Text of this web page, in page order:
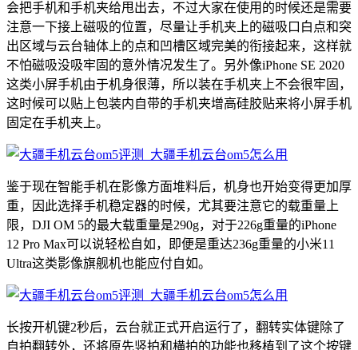
会把手机和手机夹给甩出去，不过大家在使用的时候还是需要
注意一下接上磁吸的位置，尽量让手机夹上的磁吸口白点和突
出区域与云台轴体上的点和凹槽区域完美的衔接起来，这样就
不怕磁吸没吸牢固的意外情况发生了。另外像iPhone SE 2020
这类小屏手机由于机身很薄，所以装在手机夹上不会很牢固，
这时候可以贴上包装内自带的手机夹增高硅胶贴来将小屏手机
固定在手机夹上。
鉴于现在智能手机在影像方面堆料后，机身也开始变得更加厚
重，因此选择手机稳定器的时候，尤其要注意它的载重量上
限，DJI OM 5的最大载重量是290g，对于226g重量的iPhone
12 Pro Max可以说轻松自如，即便是重达236g重量的小米11
Ultra这类影像旗舰机也能应付自如。
长按开机键2秒后，云台就正式开启运行了，翻转实体键除了
自拍翻转外，还将原先竖拍和横拍的功能也移植到了这个按键